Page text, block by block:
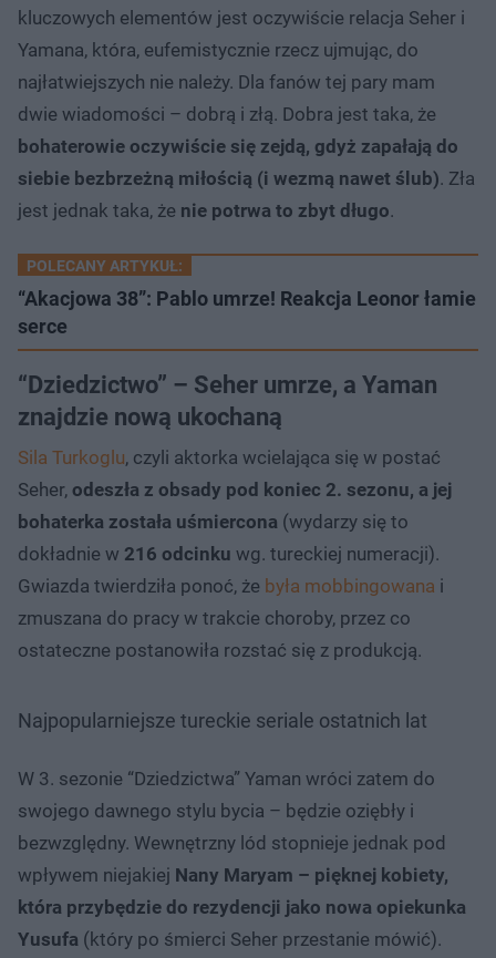
kluczowych elementów jest oczywiście relacja Seher i
Yamana, która, eufemistycznie rzecz ujmując, do
najłatwiejszych nie należy. Dla fanów tej pary mam
dwie wiadomości – dobrą i złą. Dobra jest taka, że
bohaterowie oczywiście się zejdą, gdyż zapałają do
siebie bezbrzeżną miłością (i wezmą nawet ślub). Zła
jest jednak taka, że nie potrwa to zbyt długo.
POLECANY ARTYKUŁ:
“Akacjowa 38”: Pablo umrze! Reakcja Leonor łamie
serce
“Dziedzictwo” – Seher umrze, a Yaman
znajdzie nową ukochaną
Sila Turkoglu, czyli aktorka wcielająca się w postać
Seher, odeszła z obsady pod koniec 2. sezonu, a jej
bohaterka została uśmiercona (wydarzy się to
dokładnie w 216 odcinku wg. tureckiej numeracji).
Gwiazda twierdziła ponoć, że była mobbingowana i
zmuszana do pracy w trakcie choroby, przez co
ostateczne postanowiła rozstać się z produkcją.
Najpopularniejsze tureckie seriale ostatnich lat
W 3. sezonie “Dziedzictwa” Yaman wróci zatem do
swojego dawnego stylu bycia – będzie oziębły i
bezwzględny. Wewnętrzny lód stopnieje jednak pod
wpływem niejakiej Nany Maryam – pięknej kobiety,
która przybędzie do rezydencji jako nowa opiekunka
Yusufa (który po śmierci Seher przestanie mówić).